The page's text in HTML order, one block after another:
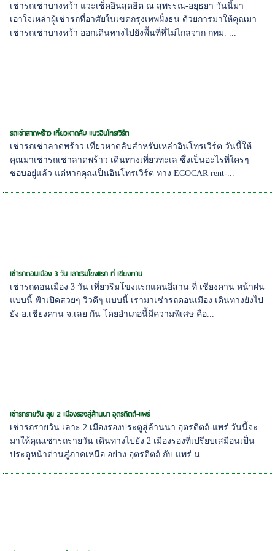
เช่ารถเช่าบางหว้า แวะเช็คอินสุดฮิต ณ สุพรรณ-อยุธยา วันนี้มา
เอาใจเหล่าผู้เช่ารถที่อาศัยในเขตกรุงเทพฝั่งธน ด้วยการมาให้คุณมา
เช่ารถเช่าบางหว้า ออกเดินทางไปยังพื้นที่ที่ไม่ไกลจาก กทม. ...
รถเช่าลาดพร้าว เที่ยวหาดลับ แนวอินโทรเวิร์ต
เช่ารถเช่าลาดพร้าว เที่ยวหาดลับสำหรับเหล่าอินโทรเวิร์ต วันนี้ให้
คุณมาเช่ารถเช่าลาดพร้าว เดินทางเที่ยวทะเล ซึ่งเป็นอะไรที่ใครๆ
ชอบอยู่แล้ว แต่หากคุณเป็นอินโทรเวิร์ต ทาง ECOCAR rent-...
เช่ารถดอนเมือง 3 วัน เลาะริมโขงแรก ที่ เชียงคาน
เช่ารถดอนเมือง 3 วัน เที่ยวริมโขงแรกแดนอีสาน ที่ เชียงคาน หน้าฝน
แบบนี้ ฟ้าเปิดสวยๆ วิวดีๆ แบบนี้ เรามาเช่ารถดอนเมือง เดินทางยังไป
ยัง อ.เชียงคาน จ.เลย กัน โดยอำเภอนี้มีความพิเศษ คือ...
เช่ารถรายวัน ลุย 2 เมืองรองสู่ล้านนา อุตรดิตถ์-แพร่
เช่ารถรายวัน เลาะ 2 เมืองรองประตูสู่ล้านนา อุตรดิตถ์-แพร่ วันนี้จะ
มาให้คุณเช่ารถรายวัน เดินทางไปยัง 2 เมืองรองที่เปรียบเสมือนเป็น
ประตูหน้าด่านสู่ภาคเหนือ อย่าง อุตรดิตถ์ กับ แพร่ น...